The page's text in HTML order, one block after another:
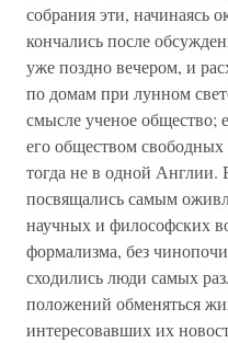
собрания эти, начинаясь
кончались после
уже поздно вечером, и
по домам при лунном
смысле ученое общество;
его обществом
тогда не в одной Англии.
посвящались самым
научных и философских
формализма, без
сходились люди самых
положений обменяться
интересовавших их